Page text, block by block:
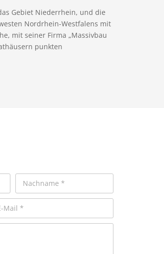
Gebiet Niederrhein, und die
Nordrhein-Westfalens mit
mit seiner Firma „Massivbau
punkten